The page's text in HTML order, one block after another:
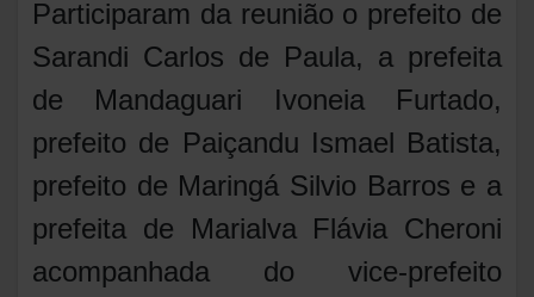
Participaram da reunião o prefeito de
Sarandi Carlos de Paula, a prefeita
de Mandaguari Ivoneia Furtado,
prefeito de Paiçandu Ismael Batista,
prefeito de Maringá Silvio Barros e a
prefeita de Marialva Flávia Cheroni
acompanhada do vice-prefeito